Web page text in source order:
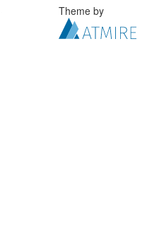
Theme by